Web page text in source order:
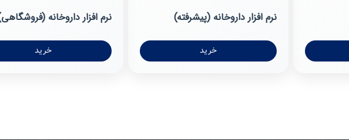
نرم افزار داروخانه (پیشرفته)
خرید
نرم افزار داروخانه
خرید